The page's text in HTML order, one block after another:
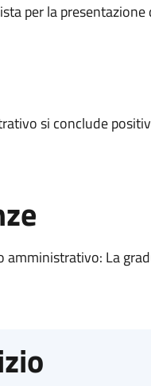
per la presentazione
si conclude
amministrativo: La